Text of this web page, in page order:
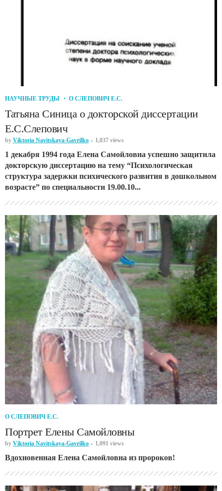
НАУЧНЫЕ ТРУДЫ О СЛЕПОВИЧ Е.С.
Татьяна Синица о докторской диссертации
Е.С.Слепович
by Viktoria Navitskaya-Gavrilko 1,037 views
1 декабря 1994 года Елена Самойловна успешно защитила
докторскую диссертацию на тему “Психологическая
структура задержки психического развития в дошкольном
возрасте” по специальности 19.00.10...
О СЛЕПОВИЧ Е.С.
Портрет Елены Самойловны
by Viktoria Navitskaya-Gavrilko 1,091 views
Вдохновенная Елена Самойловна из пророков!